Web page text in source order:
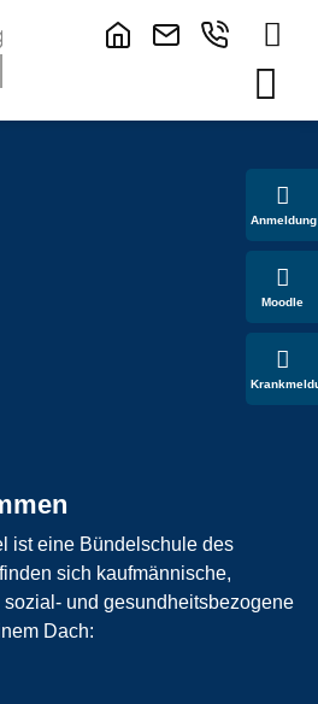
ist eine Bündelschule des
sich kaufmännische,
und gesundheitsbezogene
Dach:
Anmeldung
Moodle